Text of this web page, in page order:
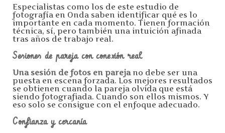
Especialistas como los de este estudio de
fotografía en Onda saben identificar qué es lo
importante en cada momento. Tienen formación
técnica, sí, pero también una intuición afinada
tras años de trabajo real.
Sesiones de pareja con conexión real
Una sesión de fotos en parejano debe ser una
puesta en escena forzada. Los mejores resultados
se obtienen cuando la pareja olvida que está
siendo fotografiada. Cuando son ellos mismos. Y
eso solo se consigue con el enfoque adecuado.
Confianza y cercanía